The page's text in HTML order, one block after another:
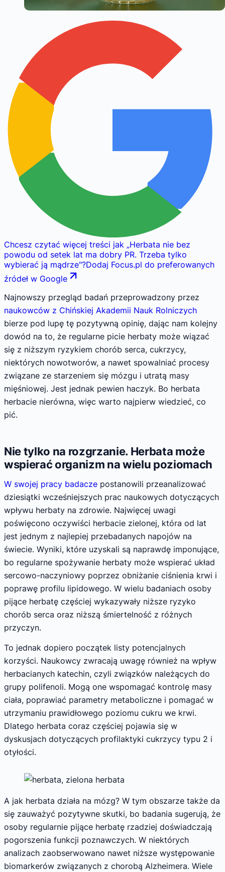
Chcesz czytać więcej treści jak „Herbata nie bez
powodu od setek lat ma dobry PR. Trzeba tylko
wybierać ją mądrze"?Dodaj Focus.pl do preferowanych
źródeł w Google
Najnowszy przegląd badań przeprowadzony przez
naukowców z Chińskiej Akademii Nauk Rolniczych
bierze pod lupę tę pozytywną opinię, dając nam kolejny
dowód na to, że regularne picie herbaty może wiązać
się z niższym ryzykiem chorób serca, cukrzycy,
niektórych nowotworów, a nawet spowalniać procesy
związane ze starzeniem się mózgu i utratą masy
mięśniowej. Jest jednak pewien haczyk. Bo herbata
herbacie nierówna, więc warto najpierw wiedzieć, co
pić.
Nie tylko na rozgrzanie. Herbata może
wspierać organizm na wielu poziomach
W swojej pracy badacze postanowili przeanalizować
dziesiątki wcześniejszych prac naukowych dotyczących
wpływu herbaty na zdrowie. Najwięcej uwagi
poświęcono oczywiści herbacie zielonej, która od lat
jest jednym z najlepiej przebadanych napojów na
świecie. Wyniki, które uzyskali są naprawdę imponujące,
bo regularne spożywanie herbaty może wspierać układ
sercowo-naczyniowy poprzez obniżanie ciśnienia krwi i
poprawę profilu lipidowego. W wielu badaniach osoby
pijące herbatę częściej wykazywały niższe ryzyko
chorób serca oraz niższą śmiertelność z różnych
przyczyn.
To jednak dopiero początek listy potencjalnych
korzyści. Naukowcy zwracają uwagę również na wpływ
herbacianych katechin, czyli związków należących do
grupy polifenoli. Mogą one wspomagać kontrolę masy
ciała, poprawiać parametry metaboliczne i pomagać w
utrzymaniu prawidłowego poziomu cukru we krwi.
Dlatego herbata coraz częściej pojawia się w
dyskusjach dotyczących profilaktyki cukrzycy typu 2 i
otyłości.
A jak herbata działa na mózg? W tym obszarze także da
się zauważyć pozytywne skutki, bo badania sugerują, że
osoby regularnie pijące herbatę rzadziej doświadczają
pogorszenia funkcji poznawczych. W niektórych
analizach zaobserwowano nawet niższe występowanie
biomarkerów związanych z chorobą Alzheimera. Wiele